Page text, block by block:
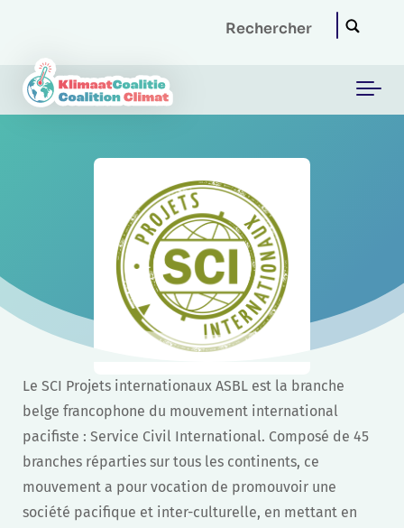
Le SCI Projets internationaux ASBL est la branche
belge francophone du mouvement international
pacifiste : Service Civil International. Composé de 45
branches réparties sur tous les continents, ce
mouvement a pour vocation de promouvoir une
société pacifique et inter-culturelle, en mettant en